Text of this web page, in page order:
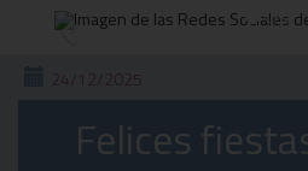
Previous
24/12/2025
Felices